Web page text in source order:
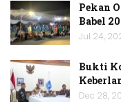
Pekan
Babel
Jul 24,
Bukti
Dec 28,